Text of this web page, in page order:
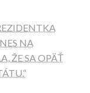
NA
ŽE SA OPÄŤ